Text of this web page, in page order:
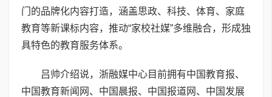
门的品牌化内容打造，涵盖思政、科技、体育、家庭
教育等新课标内容，推动“家校社媒”多维融合，形成独
具特色的教育服务体系。
吕帅介绍说，浙融媒中心目前拥有中国教育报、
中国教育新闻网、中国晨报、中国报道网、中国发展